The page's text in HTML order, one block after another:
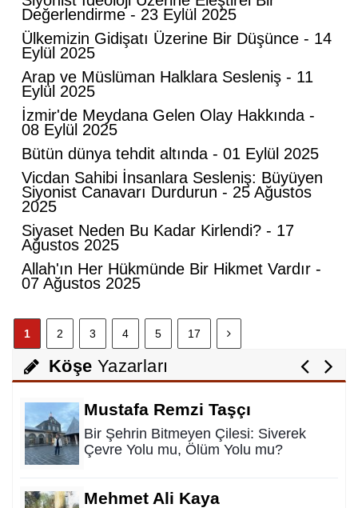
Değerlendirme - 23 Eylül 2025
Ülkemizin Gidişatı Üzerine Bir Düşünce - 14
Eylül 2025
Arap ve Müslüman Halklara Sesleniş - 11
Eylül 2025
İzmir'de Meydana Gelen Olay Hakkında -
08 Eylül 2025
Bütün dünya tehdit altında - 01 Eylül 2025
Vicdan Sahibi İnsanlara Sesleniş: Büyüyen
Siyonist Canavarı Durdurun - 25 Ağustos
2025
Siyaset Neden Bu Kadar Kirlendi? - 17
Ağustos 2025
Allah'ın Her Hükmünde Bir Hikmet Vardır -
07 Ağustos 2025
1 2 3 4 5 17
Köşe Yazarları
Mahmut Hanpolat
Adanmış bir hayat: Neşet Hoca
Abdurahman Deniz Uğurlu
Bazı İnsanların Değeri, Yokluklarında
Anlaşılır: Hacı Mustafa Demirkan
Ali Lale
Nurettin Gençdal
Hayattan Tasarruf mu ? Yoksa Hayata
Tasavvuf mu ?
Mustafa Remzi Taşçı
Bir Şehrin Bitmeyen Çilesi: Siverek
Çevre Yolu mu, Ölüm Yolu mu?
Mehmet Ali Kaya